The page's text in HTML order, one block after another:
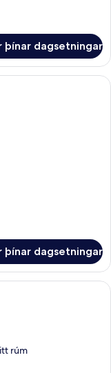
þínar dagsetningar
Öryggishólf í herbergi,
þínar dagsetningar
Twin | Öryggishólf
rúm